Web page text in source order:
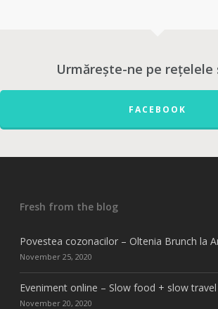
Urmărește-ne pe rețelele
FACEBOOK
Fresh from the blog
Povestea cozonacilor – Oltenia Brunch la
November 25, 2020
Eveniment online – Slow food + slow
November 20, 2020